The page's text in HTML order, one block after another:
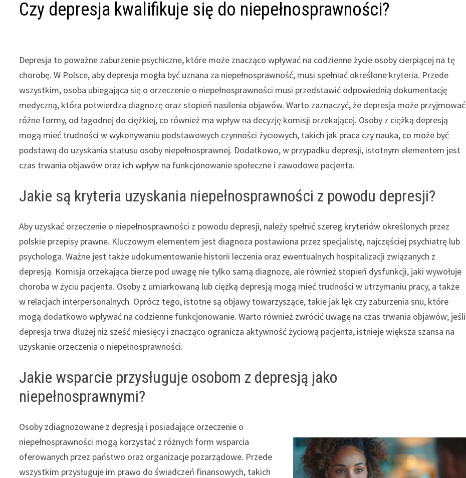
Czy depresja kwalifikuje się do niepełnosprawności?
Depresja to poważne zaburzenie psychiczne, które może znacząco wpływać na codzienne życie osoby cierpiącej na tę
chorobę. W Polsce, aby depresja mogła być uznana za niepełnosprawność, musi spełniać określone kryteria. Przede
wszystkim, osoba ubiegająca się o orzeczenie o niepełnosprawności musi przedstawić odpowiednią dokumentację
medyczną, która potwierdza diagnozę oraz stopień nasilenia objawów. Warto zaznaczyć, że depresja może przyjmować
różne formy, od łagodnej do ciężkiej, co również ma wpływ na decyzję komisji orzekającej. Osoby z ciężką depresją
mogą mieć trudności w wykonywaniu podstawowych czynności życiowych, takich jak praca czy nauka, co może być
podstawą do uzyskania statusu osoby niepełnosprawnej. Dodatkowo, w przypadku depresji, istotnym elementem jest
czas trwania objawów oraz ich wpływ na funkcjonowanie społeczne i zawodowe pacjenta.
Jakie są kryteria uzyskania niepełnosprawności z powodu depresji?
Aby uzyskać orzeczenie o niepełnosprawności z powodu depresji, należy spełnić szereg kryteriów określonych przez
polskie przepisy prawne. Kluczowym elementem jest diagnoza postawiona przez specjalistę, najczęściej psychiatrę lub
psychologa. Ważne jest także udokumentowanie historii leczenia oraz ewentualnych hospitalizacji związanych z
depresją. Komisja orzekająca bierze pod uwagę nie tylko samą diagnozę, ale również stopień dysfunkcji, jaki wywołuje
choroba w życiu pacjenta. Osoby z umiarkowaną lub ciężką depresją mogą mieć trudności w utrzymaniu pracy, a także
w relacjach interpersonalnych. Oprócz tego, istotne są objawy towarzyszące, takie jak lęk czy zaburzenia snu, które
mogą dodatkowo wpływać na codzienne funkcjonowanie. Warto również zwrócić uwagę na czas trwania objawów; jeśli
depresja trwa dłużej niż sześć miesięcy i znacząco ogranicza aktywność życiową pacjenta, istnieje większa szansa na
uzyskanie orzeczenia o niepełnosprawności.
Jakie wsparcie przysługuje osobom z depresją jako
niepełnosprawnymi?
Osoby zdiagnozowane z depresją i posiadające orzeczenie o
niepełnosprawności mogą korzystać z różnych form wsparcia
oferowanych przez państwo oraz organizacje pozarządowe. Przede
wszystkim przysługuje im prawo do świadczeń finansowych, takich